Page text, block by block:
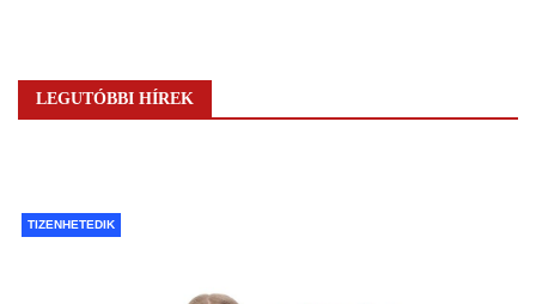
LEGUTÓBBI HÍREK
TIZENHETEDIK